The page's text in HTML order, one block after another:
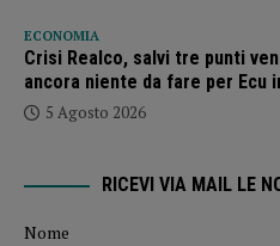
ECONOMIA
Crisi Realco, salvi tre punti
ancora niente da fare per Ecu
5 Agosto 2026
RICEVI VIA MAIL LE
Nome